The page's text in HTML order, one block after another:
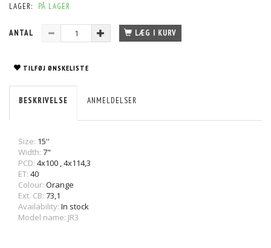
LAGER: PÅ LAGER
ANTAL LÆG I KURV
TILFØJ ØNSKELISTE
BESKRIVELSE ANMELDELSER
Size: 15''
Width: 7"
PCD: 4x100 ,4x114,3
ET: 40
Colour: Orange
Ext. CB: 73,1
Availability: In stock
Model name: JR3